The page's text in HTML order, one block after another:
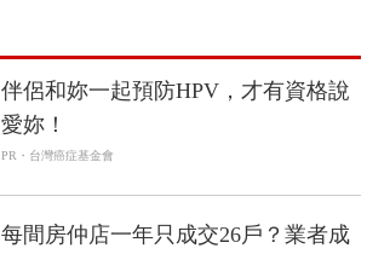
伴侶和妳一起預防HPV，才有資格說
愛妳！
PR・台灣癌症基金會
每間房仲店一年只成交26戶？業者成